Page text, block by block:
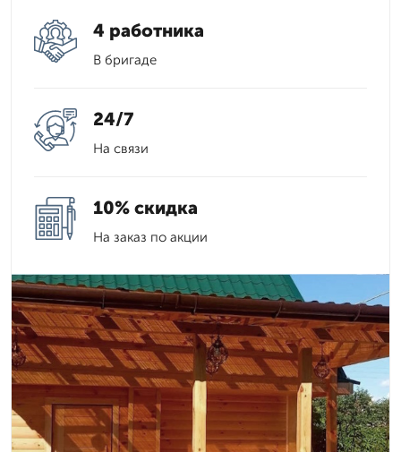
4 работника
В бригаде
24/7
На связи
10% скидка
На заказ по акции